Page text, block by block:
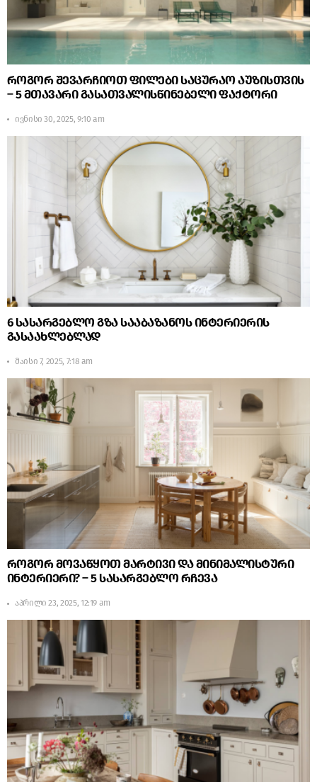
როგორ შევარჩიოთ ფილები საცურაო აუზისთვის
– 5 მთავარი გასათვალისწინებელი ფაქტორი
ივნისი 30, 2025, 9:10 am
6 სასარგებლო გზა სააბაზანოს ინტერიერის
გასაახლებლად
მაისი 7, 2025, 7:18 am
როგორ მოვაწყოთ მარტივი და მინიმალისტური
ინტერიერი? – 5 სასარგებლო რჩევა
აპრილი 23, 2025, 12:19 am